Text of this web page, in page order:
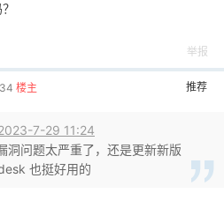
举报
推荐
楼主
7-29 11:24
洞问题太严重了，还是更新新版
也挺好用的